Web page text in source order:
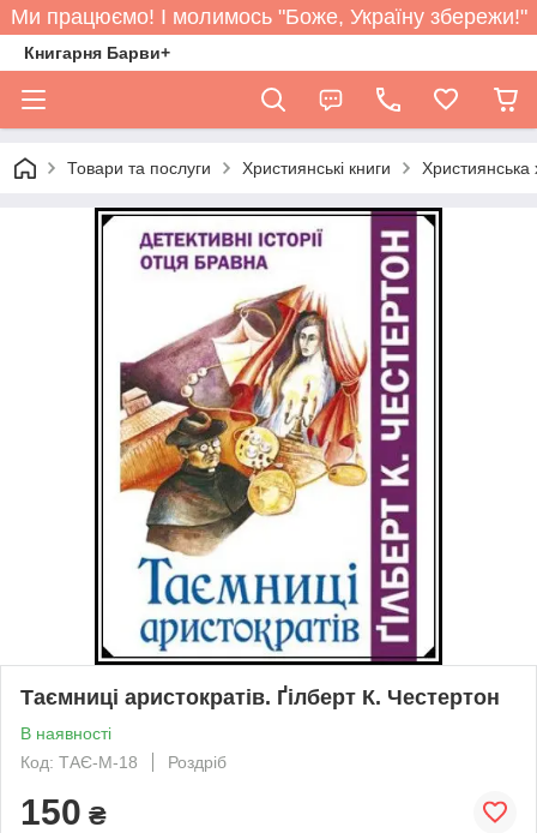
Ми працюємо! І молимось "Боже, Україну збережи!"
Книгарня Барви+
Товари та послуги Християнські книги Християнська
Таємниці аристократів. Ґілберт К. Честертон
В наявності
Код: ТАЄ-М-18
Роздріб
150 ₴